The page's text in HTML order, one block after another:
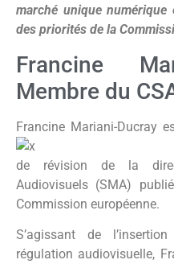
marché unique numérique
des priorités de la
Francine
Membre du
Francine Mariani-Ducray
de révision de la
Audiovisuels (SMA)
Commission européenne.
S’agissant de
régulation audiovisuelle,